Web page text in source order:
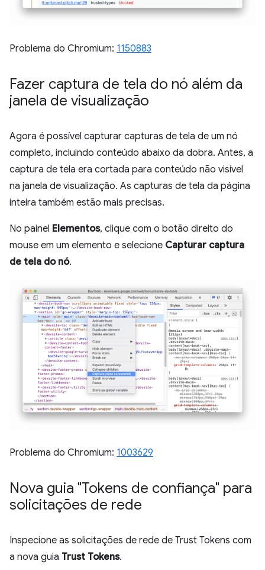
Problema do Chromium: 1150883
Fazer captura de tela do nó além da
janela de visualização
Agora é possível capturar capturas de tela de um nó
completo, incluindo conteúdo abaixo da dobra. Antes, a
captura de tela era cortada para conteúdo não visível
na janela de visualização. As capturas de tela da página
inteira também estão mais precisas.
No painel Elementos, clique com o botão direito do
mouse em um elemento e selecione Capturar captura
de tela do nó.
Problema do Chromium: 1003629
Nova guia "Tokens de confiança" para
solicitações de rede
Inspecione as solicitações de rede de Trust Tokens com
a nova guia Trust Tokens.